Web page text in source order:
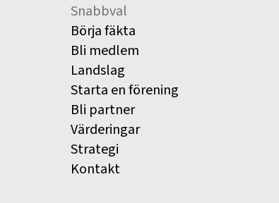
Snabbval
Börja fäkta
Bli medlem
Landslag
Starta en förening
Bli partner
Värderingar
Strategi
Kontakt